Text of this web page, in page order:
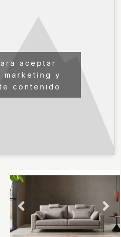
aceptar
marketing y
contenido